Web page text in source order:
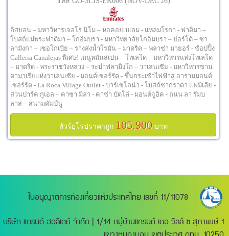
ลิสบอน – มหาวิหารเจอโร นิโม – หอคอยเบเลม - แหลมโรกา - ฟาติมา –
โบสถ์แม่พระฟาติมา – โกอิมบรา - มหาวิทยาลัยโกอิมบรา – ปอร์โต้ – ซา
ลามังกา – เซอโกเบีย – รางส่งน้ำโรมัน – มาดริด – พลาซ่า มายอร์ - ช้อปปิ้ง
Galleria Canalejas พิเศษ! เมนูหมันสเปน – โทเลโด – มหาวิหารแห่งโทเลโด
– มาดริด - พระราชวังหลวง – ระบำฟลามิงโก – วาเลนเซีย - มหาวิหารซาน
ตามาเรียแห่งวาเลนเซีย - มอนต์เซอร์รัต - ขึ้นกระเช้าไฟฟ้าสู่ อารามมอนต์
เซอร์รัต - La Roca Village Outlet - บาร์เซโลน่า - โบสถ์ซากราดา แฟมิเลีย -
สวนปาร์ค กูเอล – คาซา มิลา - คาซ่า บัตโล่ - มอนต์จูอิค - ถนน ลา รัมบ
ลาส – สนามคัมป์นู
ทัวร์ยุโรปราคาถูก 105,900บาท
ใบอนุญาตการท่องเที่ยวแห่งประเทศไทย เลขที่ 11/11078
บริษัท แกรนด์ ฮอลิเดย์ จำกัด | 1/14 หมู่บ้านแกรนด์ เดอ วิลล์ ซ.สุภาพงษ์ 1